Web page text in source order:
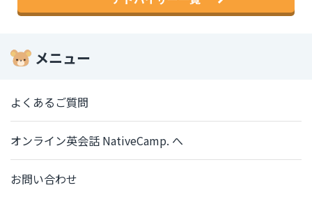
メニュー
よくあるご質問
オンライン英会話 NativeCamp. へ
お問い合わせ